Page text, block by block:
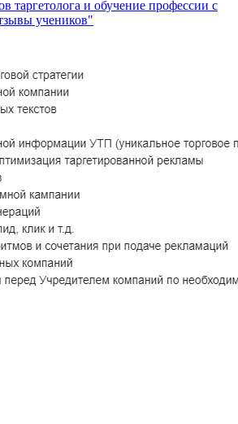
таргетолога и обучение профессии с
учеников"